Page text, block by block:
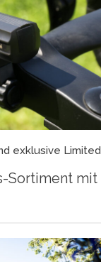
exklusive Limited
Sortiment mit